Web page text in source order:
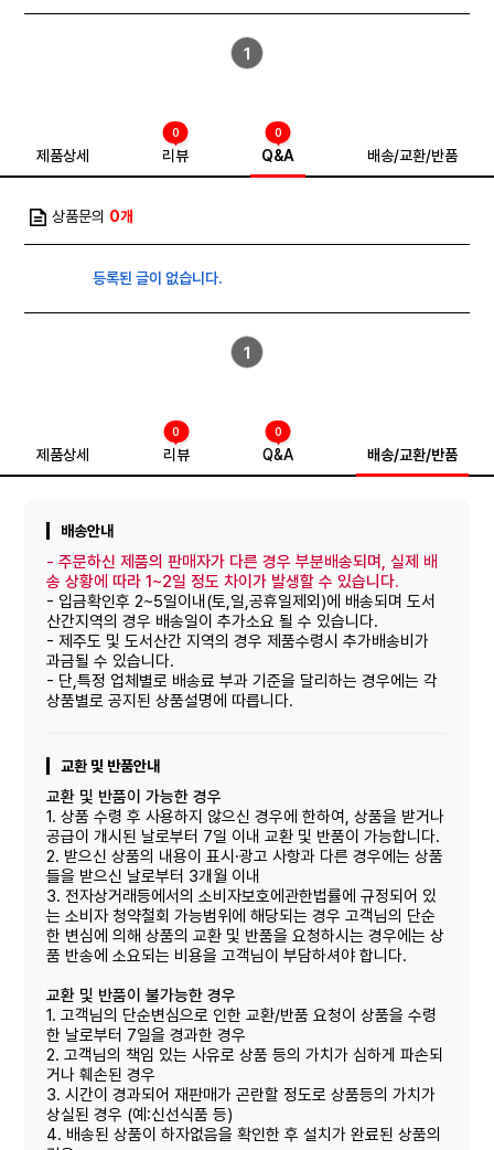
1
제품상세 리뷰
0
Q&A
0
배송/교환/반품
상품문의 0개
등록된 글이 없습니다.
1
제품상세 리뷰
0
Q&A
0
배송/교환/반품
배송안내
-주문하신 제품의 판매자가 다른 경우 부분배송되며, 실제 배
송 상황에 따라 1~2일 정도 차이가 발생할 수 있습니다.
- 입금확인후 2~5일이내(토,일,공휴일제외)에 배송되며 도서
산간지역의 경우 배송일이 추가소요 될 수 있습니다.
- 제주도 및 도서산간 지역의 경우 제품수령시 추가배송비가
과금될 수 있습니다.
- 단,특정 업체별로 배송료 부과 기준을 달리하는 경우에는 각
상품별로 공지된 상품설명에 따릅니다.
교환 및 반품안내
교환 및 반품이 가능한 경우
1. 상품 수령 후 사용하지 않으신 경우에 한하여, 상품을 받거나
공급이 개시된 날로부터 7일 이내 교환 및 반품이 가능합니다.
2. 받으신 상품의 내용이 표시·광고 사항과 다른 경우에는 상품
들을 받으신 날로부터 3개월 이내
3. 전자상거래등에서의 소비자보호에관한법률에 규정되어 있
는 소비자 청약철회 가능범위에 해당되는 경우 고객님의 단순
한 변심에 의해 상품의 교환 및 반품을 요청하시는 경우에는 상
품 반송에 소요되는 비용을 고객님이 부담하셔야 합니다.
교환 및 반품이 불가능한 경우
1. 고객님의 단순변심으로 인한 교환/반품 요청이 상품을 수령
한 날로부터 7일을 경과한 경우
2. 고객님의 책임 있는 사유로 상품 등의 가치가 심하게 파손되
거나 훼손된 경우
3. 시간이 경과되어 재판매가 곤란할 정도로 상품등의 가치가
상실된 경우 (예:신선식품 등)
4. 배송된 상품이 하자없음을 확인한 후 설치가 완료된 상품의